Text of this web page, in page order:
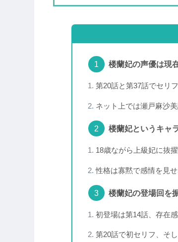
楼蘭妃の声優は現
第20話と第37話でセリ
ネット上では瀬戸麻沙
楼蘭妃というキャ
18歳ながら上級妃に抜
性格は寡黙で感情を見
楼蘭妃の登場回を
初登場は第14話、存在
第20話で初セリフ、そ